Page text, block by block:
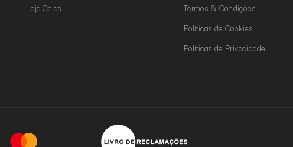
Loja Celas
Termos & Condições
Políticas de Cookies
Políticas de Privacidade